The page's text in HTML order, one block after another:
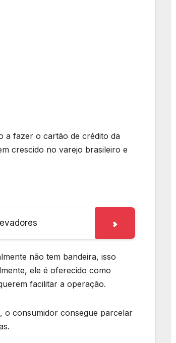
a fazer o cartão de crédito da
crescido no varejo brasileiro e
não tem bandeira, isso
ele é oferecido como
facilitar a operação.
o consumidor consegue parcelar